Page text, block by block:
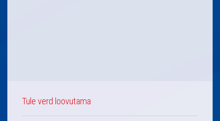
Tule verd loovutama